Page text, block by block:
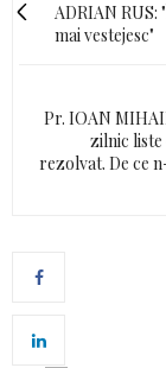
ADRIAN RUS:
mai vestejesc"
Pr. IOAN
zilnic liste
rezolvat. De ce